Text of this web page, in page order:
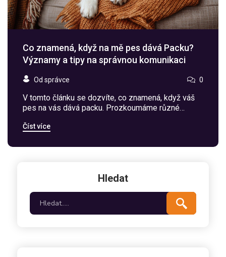
Co znamená, když na mě pes dává Packu?
Významy a tipy na správnou komunikaci
Od správce 0
V tomto článku se dozvíte, co znamená, když váš
pes na vás dává packu. Prozkoumáme různé
jak správně reagovat. Pomůžeme vám lépe
se svým čtyřnohým přítelem.
Číst více
Hledat